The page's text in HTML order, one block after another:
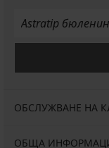
ОБСЛУЖВАНЕ НА
ОБЩА